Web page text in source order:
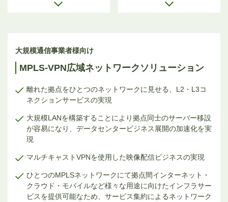
大規模通信事業者様向け
MPLS-VPN広域ネットワークソリューション
離れた拠点をひとつのネットワークに見せる、L2・L3コ
ネクションサービスの実現
大規模LANを構築することにより拠点同士のサーバー移設
が容易になり、データセンタービジネス展開の加速化を実
現
マルチキャストVPNを使用した映像配信ビジネスの実現
ひとつのMPLSネットワークにて拠点間インターネット・
クラウド・モバイルなど様々な用途に向けたインフラサー
ビスを提供可能なため、サービス集約によるネットワーク